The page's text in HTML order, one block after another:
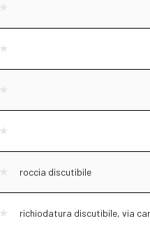
roccia discutibile
richiodatura discutibile, via